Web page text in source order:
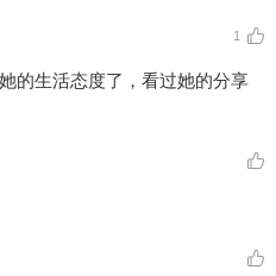
1
的生活态度了，看过她的分享